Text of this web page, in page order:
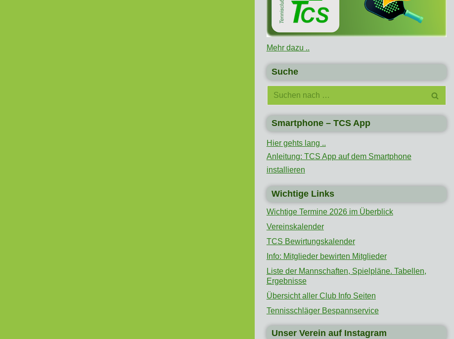
Mehr dazu ..
Suche
Smartphone – TCS App
Hier gehts lang ..
Anleitung: TCS App auf dem Smartphone
installieren
Wichtige Links
Wichtige Termine 2026 im Überblick
Vereinskalender
TCS Bewirtungskalender
Info: Mitglieder bewirten Mitglieder
Liste der Mannschaften, Spielpläne. Tabellen,
Ergebnisse
Übersicht aller Club Info Seiten
Tennisschläger Bespannservice
Unser Verein auf Instagram